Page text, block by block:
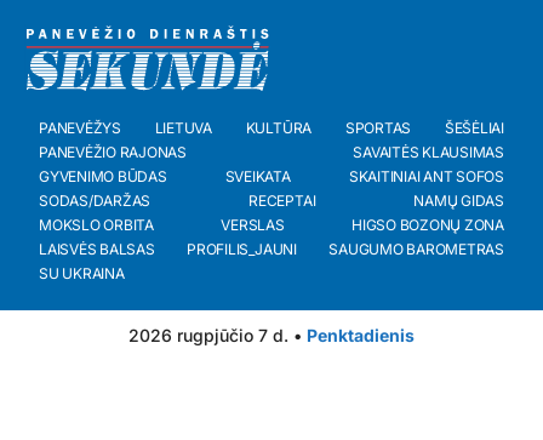
PANEVĖŽYS LIETUVA KULTŪRA SPORTAS
ŠEŠĖLIAI
PANEVĖŽIO RAJONAS
SAVAITĖS KLAUSIMAS
GYVENIMO BŪDAS
SVEIKATA
SKAITINIAI ANT SOFOS
SODAS/DARŽAS
RECEPTAI
NAMŲ GIDAS
MOKSLO ORBITA
VERSLAS
HIGSO BOZONŲ ZONA
LAISVĖS BALSAS
PROFILIS_JAUNI
SAUGUMO BAROMETRAS
SU UKRAINA
2026 rugpjūčio 7 d. • Penktadienis